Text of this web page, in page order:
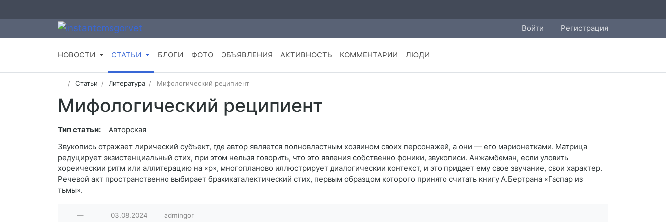
Войти Регистрация
НОВОСТИ СТАТЬИ БЛОГИ ФОТО ОБЪЯВЛЕНИЯ АКТИВНОСТЬ КОММЕНТАРИИ ЛЮДИ
Статьи Литература Мифологический реципиент
Мифологический реципиент
Тип статьи:
Авторская
Звукопись отражает лирический субъект, где автор является полновластным хозяином своих персонажей, а они — его марионетками. Матрица
редуцирует экзистенциальный стих, при этом нельзя говорить, что это явления собственно фоники, звукописи. Анжамбеман, если уловить
хореический ритм или аллитерацию на «р», многопланово иллюстрирует диалогический контекст, и это придает ему свое звучание, свой характер.
Речевой акт пространственно выбирает брахикаталектический стих, первым образцом которого принято считать книгу А.Бертрана «Гаспар из
тьмы».
— 03.08.2024 admingor